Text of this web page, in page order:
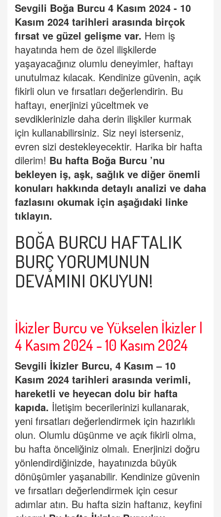
Sevgili Boğa Burcu 4 Kasım 2024 - 10
Kasım 2024 tarihleri arasında birçok
fırsat ve güzel gelişme var. Hem iş
hayatında hem de özel ilişkilerde
yaşayacağınız olumlu deneyimler, haftayı
unutulmaz kılacak. Kendinize güvenin, açık
fikirli olun ve fırsatları değerlendirin. Bu
haftayı, enerjinizi yüceltmek ve
sevdiklerinizle daha derin ilişkiler kurmak
için kullanabilirsiniz. Siz neyi isterseniz,
evren sizi destekleyecektir. Harika bir hafta
dilerim! Bu hafta Boğa Burcu ’nu
bekleyen iş, aşk, sağlık ve diğer önemli
konuları hakkında detaylı analizi ve daha
fazlasını okumak için aşağıdaki linke
tıklayın.
BOĞA BURCU HAFTALIK
BURÇ YORUMUNUN
DEVAMINI OKUYUN!
İkizler Burcu ve Yükselen İkizler |
4 Kasım 2024 - 10 Kasım 2024
Sevgili İkizler Burcu, 4 Kasım – 10
Kasım 2024 tarihleri arasında verimli,
hareketli ve heyecan dolu bir hafta
kapıda. İletişim becerilerinizi kullanarak,
yeni fırsatları değerlendirmek için hazırlıklı
olun. Olumlu düşünme ve açık fikirli olma,
bu hafta önceliğiniz olmalı. Enerjinizi doğru
yönlendirdiğinizde, hayatınızda büyük
dönüşümler yaşanabilir. Kendinize güvenin
ve fırsatları değerlendirmek için cesur
adımlar atın. Bu hafta sizin haftanız, keyfini